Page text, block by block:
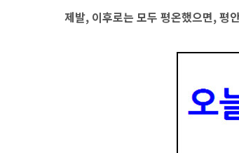
제발, 이후로는 모두 평온했으면, 평